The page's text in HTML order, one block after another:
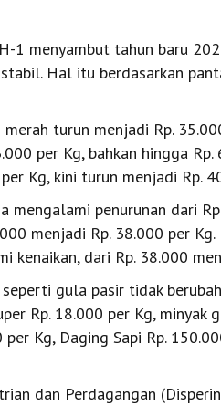
1 menyambut tahun baru
Hal itu berdasarkan
turun menjadi Rp.
per Kg, bahkan hingga
Kg, kini turun menjadi Rp.
mengalami penurunan dari
menjadi Rp. 38.000 per
kenaikan, dari Rp. 38.000
gula pasir tidak
Rp. 18.000 per Kg, minyak
Kg, Daging Sapi Rp.
dan Perdagangan